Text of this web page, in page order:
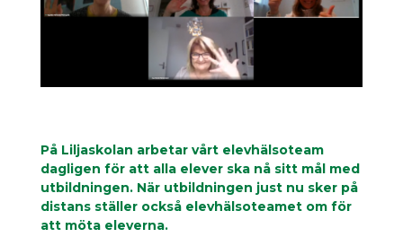
På Liljaskolan arbetar vårt elevhälsoteam
dagligen för att alla elever ska nå sitt mål med
utbildningen. När utbildningen just nu sker på
distans ställer också elevhälsoteamet om för
att möta eleverna.